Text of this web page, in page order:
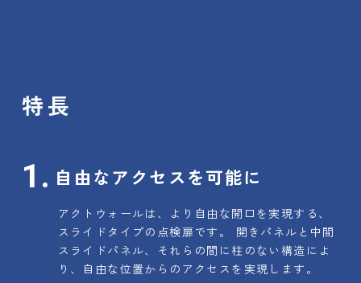
特長
自由なアクセスを可能に
アクトウォールは、より自由な開口を実現する、
スライドタイプの点検扉です。 開きパネルと中間
スライドパネル、それらの間に柱のない構造によ
り、自由な位置からのアクセスを実現します。